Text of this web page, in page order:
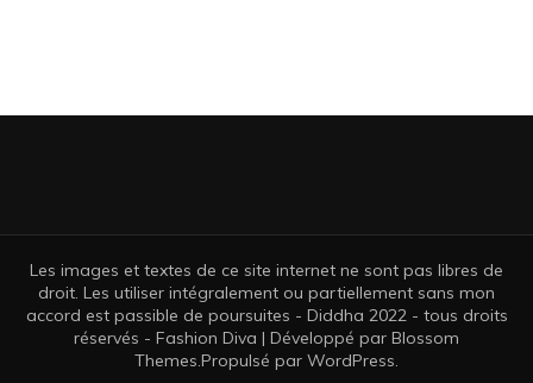
Les images et textes de ce site internet ne sont pas libres de
droit. Les utiliser intégralement ou partiellement sans mon
accord est passible de poursuites - Diddha 2022 - tous droits
réservés - Fashion Diva | Développé par Blossom
Themes.Propulsé par WordPress.